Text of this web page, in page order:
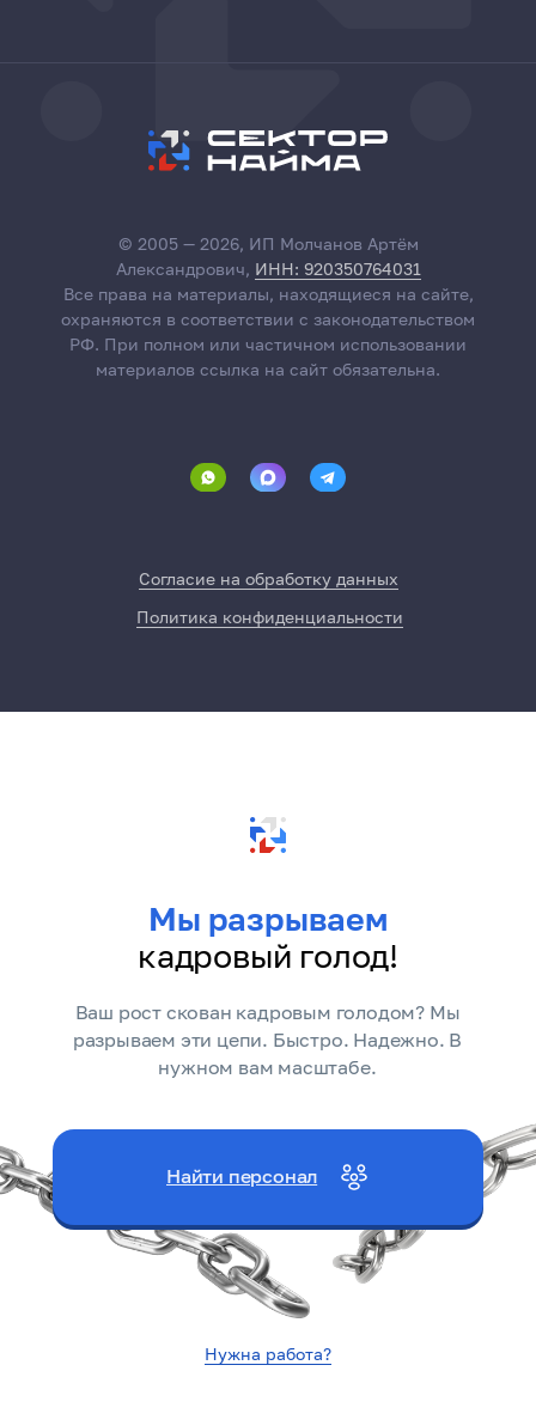
Согласие на обработку данных
Политика конфиденциальности
© 2005 — 2026, ИП Молчанов Артём
Александрович, ИНН: 920350764031
Все права на материалы, находящиеся на сайте,
охраняются в соответствии с законодательством
РФ. При полном или частичном использовании
материалов ссылка на сайт обязательна.
Нужна работа?
Найти персонал
Мы разрываем
кадровый голод!
Ваш рост скован кадровым голодом? Мы
разрываем эти цепи. Быстро. Надежно. В
нужном вам масштабе.